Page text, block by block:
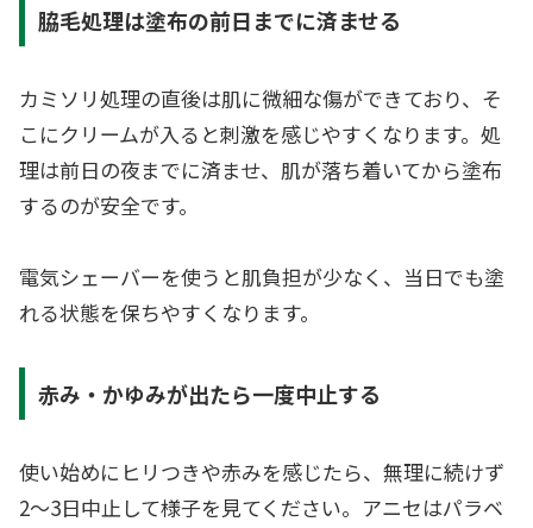
脇毛処理は塗布の前日までに済ませる
カミソリ処理の直後は肌に微細な傷ができており、そ
こにクリームが入ると刺激を感じやすくなります。処
理は前日の夜までに済ませ、肌が落ち着いてから塗布
するのが安全です。
電気シェーバーを使うと肌負担が少なく、当日でも塗
れる状態を保ちやすくなります。
赤み・かゆみが出たら一度中止する
使い始めにヒリつきや赤みを感じたら、無理に続けず
2〜3日中止して様子を見てください。アニセはパラベ